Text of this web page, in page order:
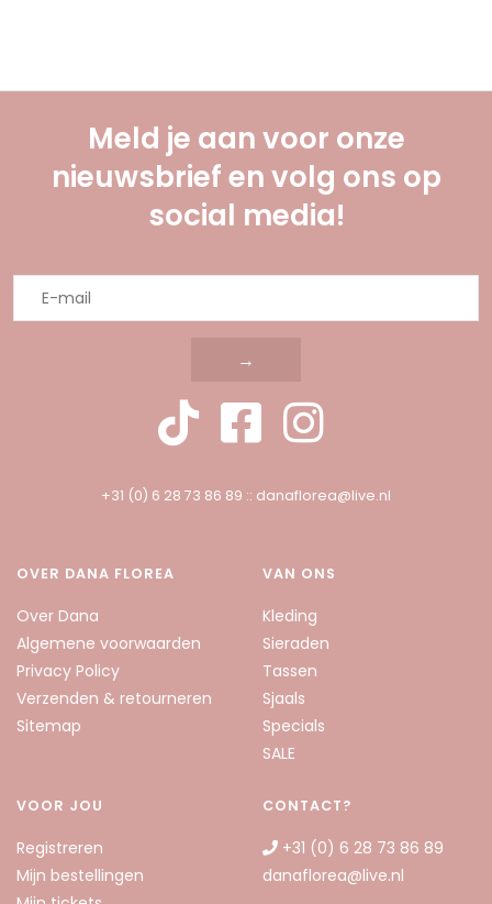
Meld je aan voor onze
nieuwsbrief en volg ons op
social media!
→
+31 (0) 6 28 73 86 89 :: danaflorea@live.nl
OVER DANA FLOREA
Over Dana
Algemene voorwaarden
Privacy Policy
Verzenden & retourneren
Sitemap
VAN ONS
Kleding
Sieraden
Tassen
Sjaals
Specials
SALE
VOOR JOU
Registreren
Mijn bestellingen
CONTACT?
+31 (0) 6 28 73 86 89
danaflorea@live.nl